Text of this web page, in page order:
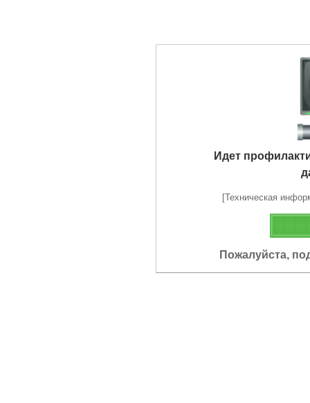
Идет
[Техническая
Пожалуйста,